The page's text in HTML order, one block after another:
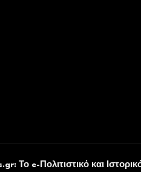
Το e-Πολιτιστικό και